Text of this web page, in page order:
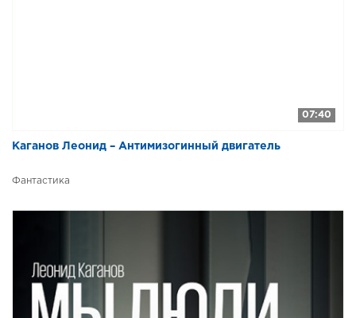
07:40
Каганов Леонид – Антимизогинный двигатель
Фантастика